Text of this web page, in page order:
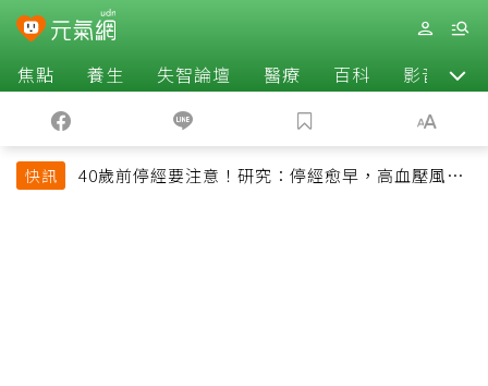
焦點 養生 失智論壇 醫療 百科 影音
快訊
40歲前停經要注意！研究：停經愈早，高血壓風險